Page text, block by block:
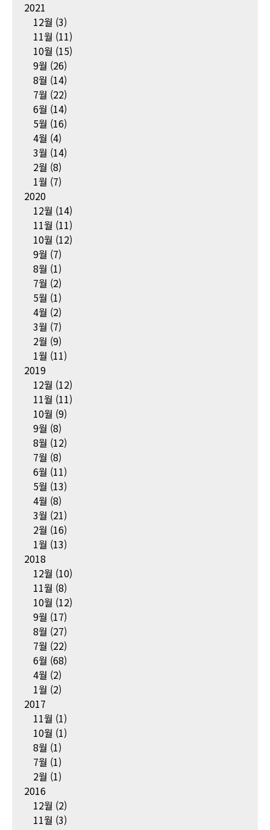
2021
12월 (3)
11월 (11)
10월 (15)
9월 (26)
8월 (14)
7월 (22)
6월 (14)
5월 (16)
4월 (4)
3월 (14)
2월 (8)
1월 (7)
2020
12월 (14)
11월 (11)
10월 (12)
9월 (7)
8월 (1)
7월 (2)
5월 (1)
4월 (2)
3월 (7)
2월 (9)
1월 (11)
2019
12월 (12)
11월 (11)
10월 (9)
9월 (8)
8월 (12)
7월 (8)
6월 (11)
5월 (13)
4월 (8)
3월 (21)
2월 (16)
1월 (13)
2018
12월 (10)
11월 (8)
10월 (12)
9월 (17)
8월 (27)
7월 (22)
6월 (68)
4월 (2)
1월 (2)
2017
11월 (1)
10월 (1)
8월 (1)
7월 (1)
2월 (1)
2016
12월 (2)
11월 (3)